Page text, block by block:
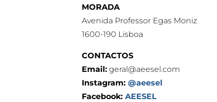
MORADA
Avenida Professor Egas Moniz
1600-190 Lisboa
CONTACTOS
Email: geral@aeesel.com
Instagram:@aeesel
Facebook:AEESEL